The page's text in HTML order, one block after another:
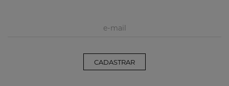
CADASTRAR